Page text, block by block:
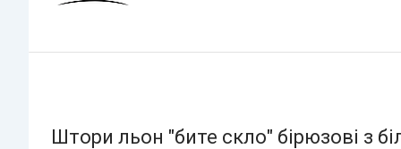
Штори льон "бите скло" бірюзові з